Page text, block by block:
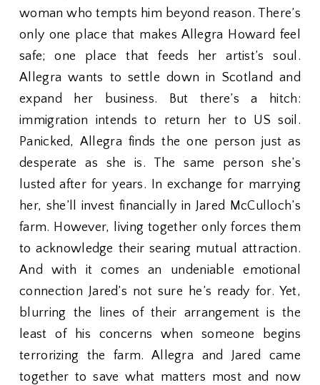
woman who tempts him beyond reason. There’s
only one place that makes Allegra Howard feel
safe; one place that feeds her artist’s soul.
Allegra wants to settle down in Scotland and
expand her business. But there’s a hitch:
immigration intends to return her to US soil.
Panicked, Allegra finds the one person just as
desperate as she is. The same person she’s
lusted after for years. In exchange for marrying
her, she’ll invest financially in Jared McCulloch’s
farm. However, living together only forces them
to acknowledge their searing mutual attraction.
And with it comes an undeniable emotional
connection Jared’s not sure he’s ready for. Yet,
blurring the lines of their arrangement is the
least of his concerns when someone begins
terrorizing the farm. Allegra and Jared came
together to save what matters most and now